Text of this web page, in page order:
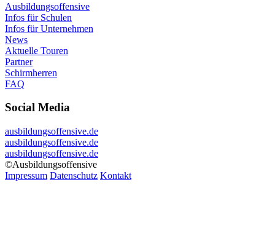
Ausbildungsoffensive
Infos für Schulen
Infos für Unternehmen
News
Aktuelle Touren
Partner
Schirmherren
FAQ
Social Media
ausbildungsoffensive.de
ausbildungsoffensive.de
ausbildungsoffensive.de
©Ausbildungsoffensive
Impressum Datenschutz Kontakt